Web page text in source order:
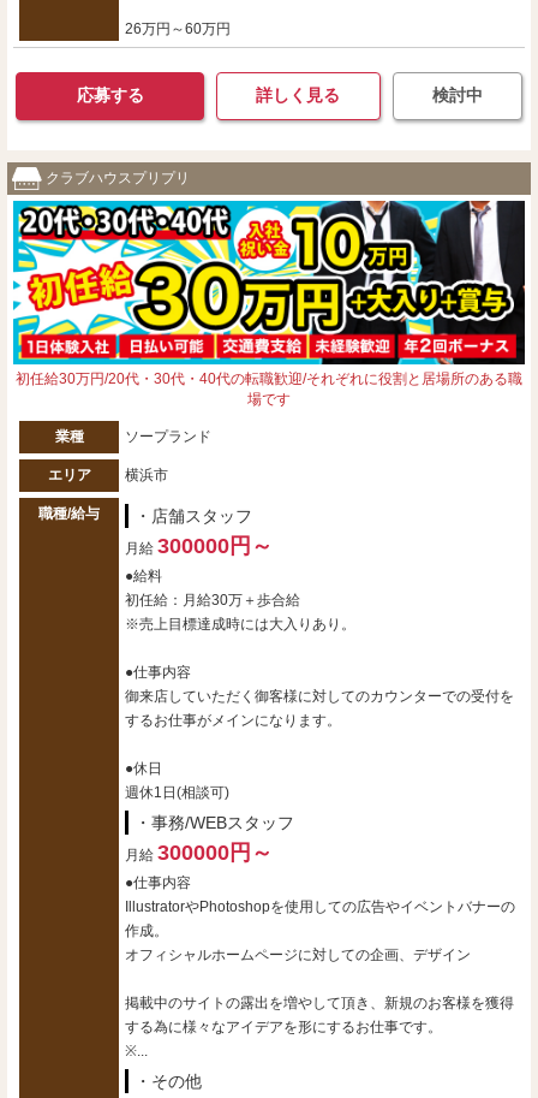
26万円～60万円
応募する 詳しく見る 検討中
クラブハウスプリプリ
初任給30万円/20代・30代・40代の転職歓迎/それぞれに役割と居場所のある職
場です
業種 ソープランド
エリア 横浜市
職種/給与 ・店舗スタッフ
月給 300000円～
●給料
初任給：月給30万＋歩合給
※売上目標達成時には大入りあり。
●仕事内容
御来店していただく御客様に対してのカウンターでの受付を
するお仕事がメインになります。
●休日
週休1日(相談可)
・事務/WEBスタッフ
月給 300000円～
●仕事内容
IllustratorやPhotoshopを使用しての広告やイベントバナーの
作成。
オフィシャルホームページに対しての企画、デザイン
掲載中のサイトの露出を増やして頂き、新規のお客様を獲得
する為に様々なアイデアを形にするお仕事です。
※...
・その他